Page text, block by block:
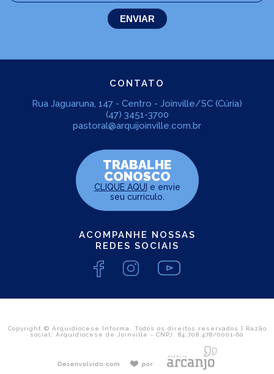
CONTATO
Rua Jaguaruna, 147 - Centro - Joinville/SC (Cúria)
(47) 3451-3700
pastoral@arquijoinville.com.br
TRABALHE
CONOSCO
CLIQUE AQUI e envie
seu curriculo.
ACOMPANHE NOSSAS
REDES SOCIAIS
Copyright © Arquidiocese Informa. Todos os direitos reservados | Razão
social: Arquidiocese de Joinville - CNPJ: 84.708.478/0001-60